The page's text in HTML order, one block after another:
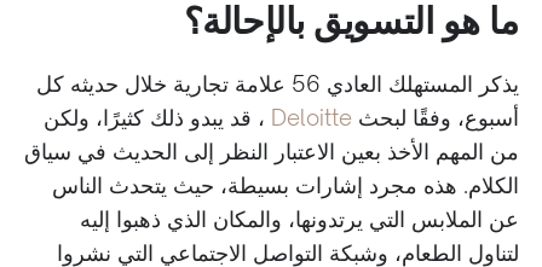
ما هو التسويق بالإحالة؟
يذكر المستهلك العادي 56 علامة تجارية خلال حديثه كل
أسبوع، وفقًا لبحث Deloitte
، قد يبدو ذلك كثيرًا، ولكن
من المهم الأخذ بعين الاعتبار النظر إلى الحديث في سياق
الكلام. هذه مجرد إشارات بسيطة، حيث يتحدث الناس
عن الملابس التي يرتدونها، والمكان الذي ذهبوا إليه
لتناول الطعام، وشبكة التواصل الاجتماعي التي نشروا